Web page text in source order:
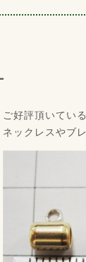
ご好評頂いてい
ネックレスやブ